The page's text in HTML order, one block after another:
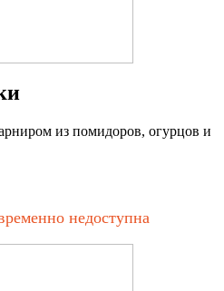
из помидоров, огурцов и
недоступна